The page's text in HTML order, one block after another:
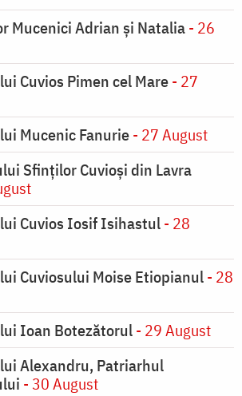
Mucenici Adrian și Natalia- 26
Cuvios Pimen cel Mare- 27
Mucenic Fanurie- 27 August
Sfinților Cuvioși din Lavra
Cuvios Iosif Isihastul- 28
Cuviosului Moise Etiopianul- 28
Ioan Botezătorul- 29 August
Alexandru, Patriarhul
- 30 August